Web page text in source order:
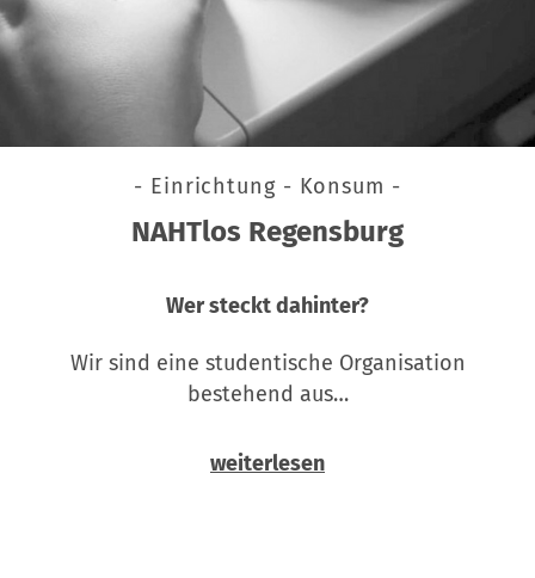
- Einrichtung - Konsum -
NAHTlos Regensburg
Wer steckt dahinter?
Wir sind eine studentische Organisation
bestehend aus…
weiterlesen